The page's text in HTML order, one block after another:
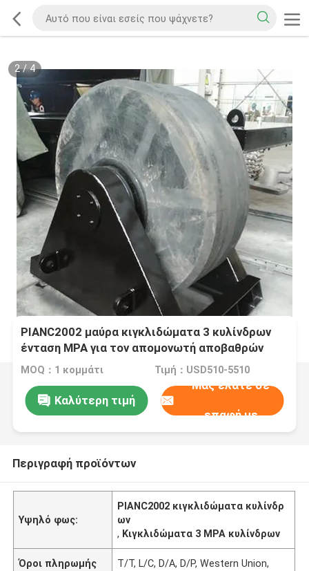
2/4
PIANC2002 μαύρα κιγκλιδώματα 3 κυλίνδρων
ένταση MPA για τον απομονωτή αποβαθρών
βαρκών
MOQ：1 κομμάτι Τιμή：USD510-5510
Καλύτερη τιμή
Μας ελάτε σε
επαφή με
Περιγραφή προϊόντων
Υψηλό φως:
PIANC2002 κιγκλιδώματα κυλίνδρ
ων
, Κιγκλιδώματα 3 MPA κυλίνδρων
Όροι πληρωμής T/T, L/C, D/A, D/P, Western Union,